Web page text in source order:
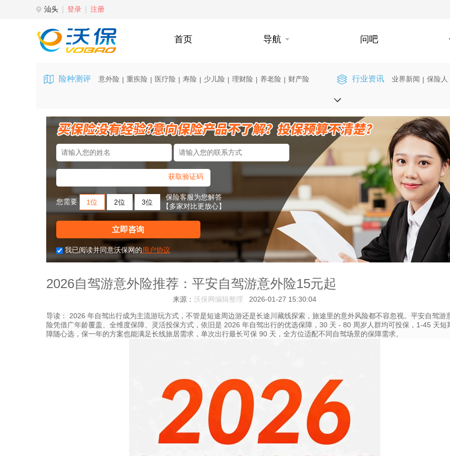
汕头 登录 注册
首页 导航 问吧
险种测评 意外险 | 重疾险 | 医疗险 | 寿险 | 少儿险 | 理财险 | 养老险 | 财产险 行业资讯 业界新闻 | 保险人
获取验证码
您需要 1位 2位 3位
保险客服为您解答
【多家对比更放心】
立即咨询
我已阅读并同意沃保网的用户协议
2026自驾游意外险推荐：平安自驾游意外险15元起
来源： 沃保网编辑整理 2026-01-27 15:30:04
导读：
2026 年自驾出行成为主流游玩方式，不管是短途周边游还是长途川藏线探索，旅途里的意外风险都不容忽视。平安自驾游
险凭借广年龄覆盖、全维度保障、灵活投保方式，依旧是 2026 年自驾出行的优选保障，30 天 - 80 周岁人群均可投保，1-45 天短
障随心选，保一年的方案也能满足长线旅居需求，单次出行最长可保 90 天，全方位适配不同自驾场景的保障需求。